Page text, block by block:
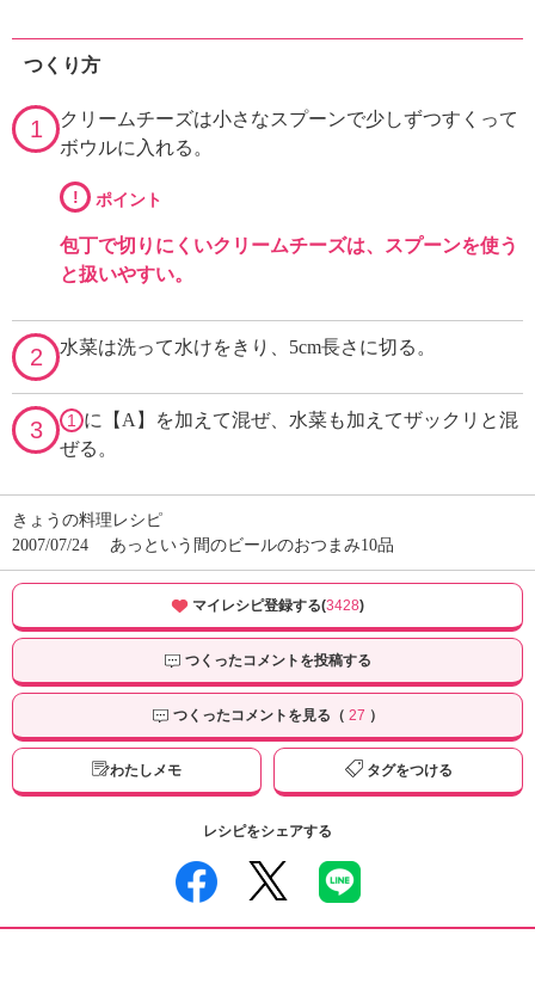
つくり方
1
クリームチーズは小さなスプーンで少しずつすくって
ボウルに入れる。
! ポイント
包丁で切りにくいクリームチーズは、スプーンを使う
と扱いやすい。
2 水菜は洗って水けをきり、5cm長さに切る。
3 1
に【A】を加えて混ぜ、水菜も加えてザックリと混
ぜる。
きょうの料理レシピ
2007/07/24
あっという間のビールのおつまみ10品
マイレシピ登録する(3428)
つくったコメントを投稿する
つくったコメントを見る（ 27 ）
わたしメモ タグをつける
レシピをシェアする